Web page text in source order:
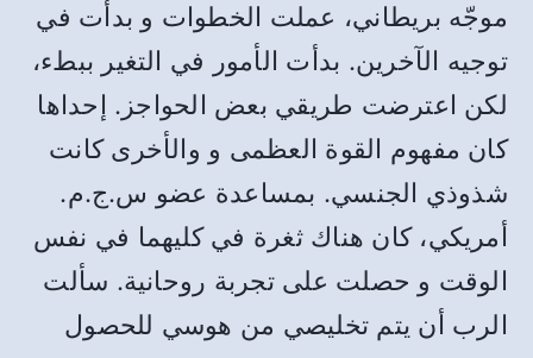
موجّه بريطاني، عملت الخطوات و بدأت في
توجيه الآخرين. بدأت الأمور في التغير ببطء،
لكن اعترضت طريقي بعض الحواجز. إحداها
كان مفهوم القوة العظمى و والأخرى كانت
شذوذي الجنسي. بمساعدة عضو س.ج.م.
أمريكي، كان هناك ثغرة في كليهما في نفس
الوقت و حصلت على تجربة روحانية. سألت
الرب أن يتم تخليصي من هوسي للحصول